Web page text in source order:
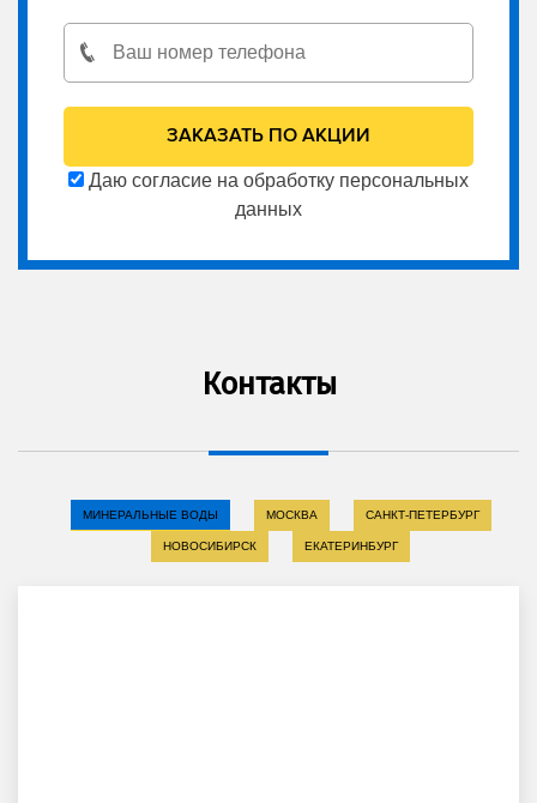
Даю согласие на обработку персональных
данных
Контакты
МИНЕРАЛЬНЫЕ ВОДЫ МОСКВА САНКТ-ПЕТЕРБУРГ
НОВОСИБИРСК ЕКАТЕРИНБУРГ